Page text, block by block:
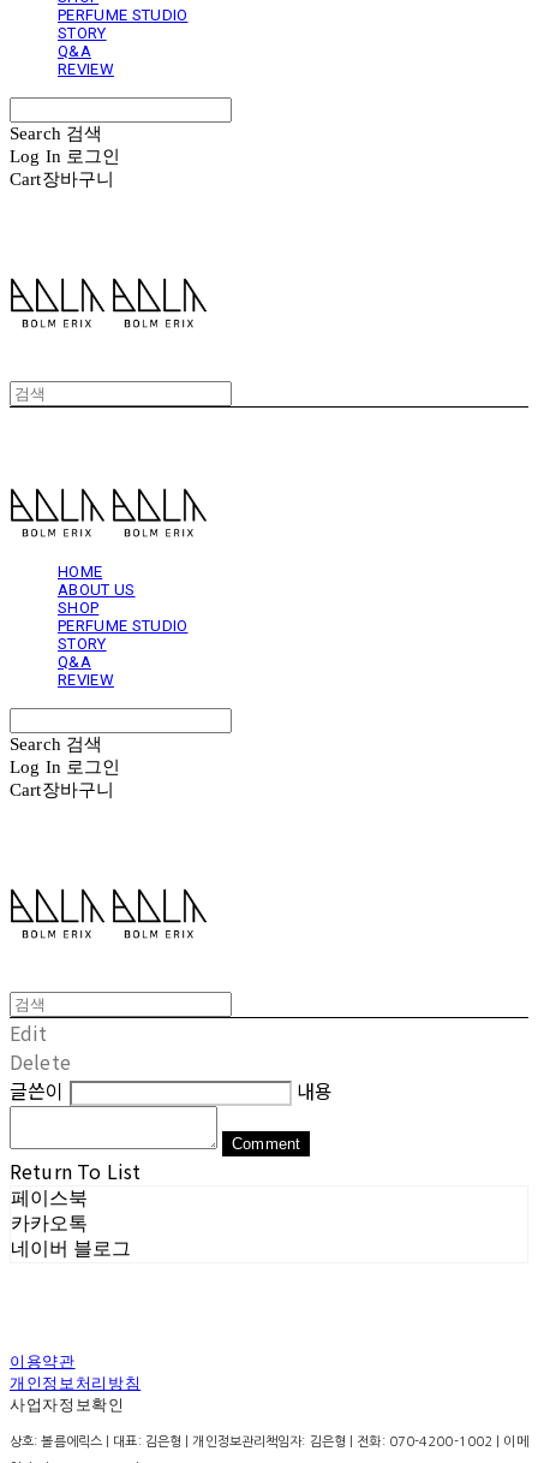
PERFUME STUDIO
STORY
Q&A
REVIEW
Search 검색
Log In 로그인
Cart장바구니
HOME
ABOUT US
SHOP
PERFUME STUDIO
STORY
Q&A
REVIEW
Search 검색
Log In 로그인
Cart장바구니
Edit
Delete
글쓴이
내용
Comment
Return To List
페이스북
카카오톡
네이버 블로그
이용약관
개인정보처리방침
사업자정보확인
상호: 볼름에릭스 | 대표: 김은형 | 개인정보관리책임자: 김은형 | 전화: 070-4200-1002 | 이메